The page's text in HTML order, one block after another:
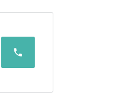
phone